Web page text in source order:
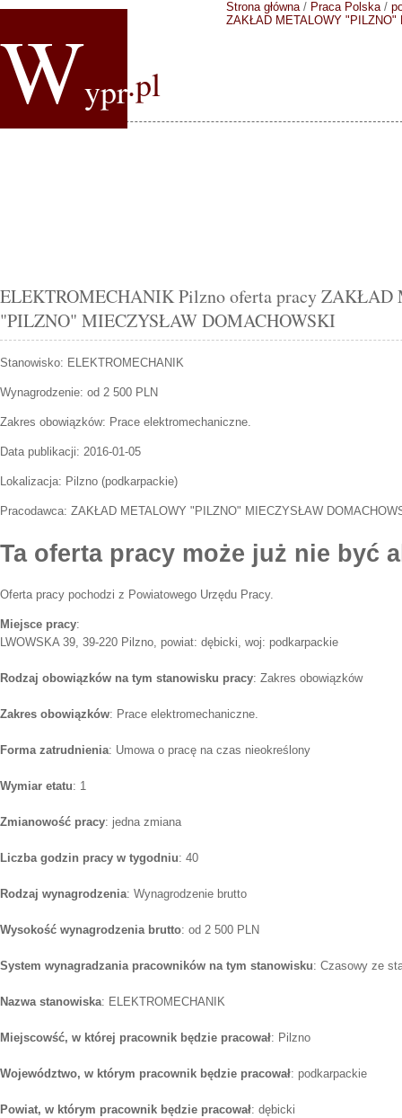
Wypr.pl
Strona główna/ Praca Polska/
ZAKŁAD METALOWY
ELEKTROMECHANIK Pilzno oferta pracy ZAKŁAD
"PILZNO" MIECZYSŁAW DOMACHOWSKI
Stanowisko: ELEKTROMECHANIK
Wynagrodzenie: od 2 500 PLN
Zakres obowiązków: Prace elektromechaniczne.
Data publikacji: 2016-01-05
Lokalizacja: Pilzno (podkarpackie)
Pracodawca: ZAKŁAD METALOWY "PILZNO" MIECZYSŁAW
Ta oferta pracy może już nie być
Oferta pracy pochodzi z Powiatowego Urzędu Pracy.
Miejsce pracy:
LWOWSKA 39, 39-220 Pilzno, powiat: dębicki, woj: podkarpackie
Rodzaj obowiązków na tym stanowisku pracy: Zakres obowiązków
Zakres obowiązków: Prace elektromechaniczne.
Forma zatrudnienia: Umowa o pracę na czas nieokreślony
Wymiar etatu: 1
Zmianowość pracy: jedna zmiana
Liczba godzin pracy w tygodniu: 40
Rodzaj wynagrodzenia: Wynagrodzenie brutto
Wysokość wynagrodzenia brutto: od 2 500 PLN
System wynagradzania pracowników na tym stanowisku: Czasowy ze
Nazwa stanowiska: ELEKTROMECHANIK
Miejscowść, w której pracownik będzie pracował: Pilzno
Województwo, w którym pracownik będzie pracował: podkarpackie
Powiat, w którym pracownik będzie pracował: dębicki